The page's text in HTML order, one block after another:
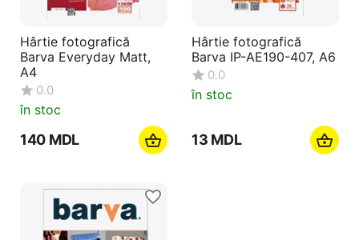
Hârtie fotografică
Barva Everyday Matt,
A4
0.0
în stoc
‍140‍ MDL
Hârtie fotografică
Barva IP-AE190-407, А6
0.0
în stoc
‍13‍ MDL